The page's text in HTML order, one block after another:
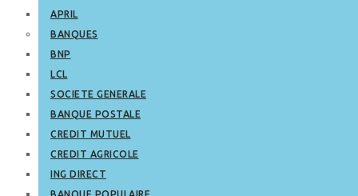
APRIL
BANQUES
BNP
LCL
SOCIETE GENERALE
BANQUE POSTALE
CREDIT MUTUEL
CREDIT AGRICOLE
ING DIRECT